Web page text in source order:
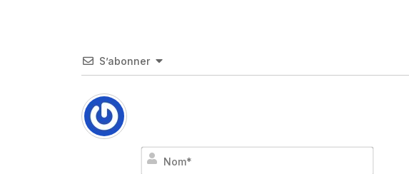
S’abonner
Nom*